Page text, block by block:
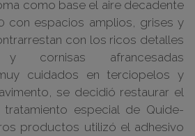
como base el aire decadente
con espacios amplios, grises y
restan con los ricos detalles
cornisas afrancesadas
cuidados en terciopelos y
se decidió restaurar el
especial de Quide-
productos utilizó el adhesivo